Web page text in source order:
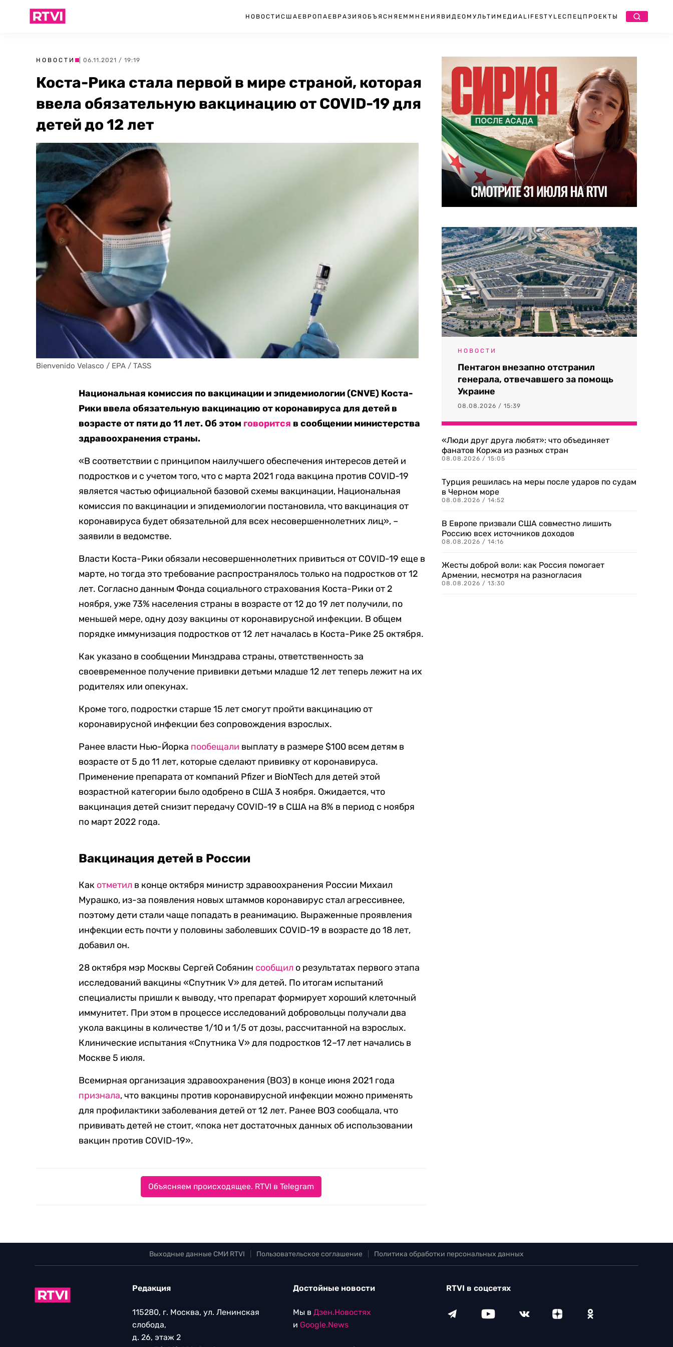
НОВОСТИ США ЕВРОПА ЕВРАЗИЯ ОБЪЯСНЯЕМ МНЕНИЯ ВИДЕО МУЛЬТИМЕДИА LIFESTYLEСПЕЦПРОЕКТЫ
НОВОСТИ | 06.11.2021 / 19:19
Коста-Рика стала первой в мире страной, которая
ввела обязательную вакцинацию от COVID-19 для
детей до 12 лет
Bienvenido Velasco / EPA / TASS
Национальная комиссия по вакцинации и эпидемиологии (CNVE) Коста-
Рики ввела обязательную вакцинацию от коронавируса для детей в
возрасте от пяти до 11 лет. Об этом говорится в сообщении министерства
здравоохранения страны.
«В соответствии с принципом наилучшего обеспечения интересов детей и
подростков и с учетом того, что с марта 2021 года вакцина против COVID-19
является частью официальной базовой схемы вакцинации, Национальная
комиссия по вакцинации и эпидемиологии постановила, что вакцинация от
коронавируса будет обязательной для всех несовершеннолетних лиц», –
заявили в ведомстве.
Власти Коста-Рики обязали несовершеннолетних привиться от COVID-19 еще в
марте, но тогда это требование распространялось только на подростков от 12
лет. Согласно данным Фонда социального страхования Коста-Рики от 2
ноября, уже 73% населения страны в возрасте от 12 до 19 лет получили, по
меньшей мере, одну дозу вакцины от коронавирусной инфекции. В общем
порядке иммунизация подростков от 12 лет началась в Коста-Рике 25 октября.
Как указано в сообщении Минздрава страны, ответственность за
своевременное получение прививки детьми младше 12 лет теперь лежит на их
родителях или опекунах.
Кроме того, подростки старше 15 лет смогут пройти вакцинацию от
коронавирусной инфекции без сопровождения взрослых.
Ранее власти Нью-Йорка пообещали выплату в размере $100 всем детям в
возрасте от 5 до 11 лет, которые сделают прививку от коронавируса.
Применение препарата от компаний Pfizer и BioNTech для детей этой
возрастной категории было одобрено в США 3 ноября. Ожидается, что
вакцинация детей снизит передачу COVID-19 в США на 8% в период с ноября
по март 2022 года.
Вакцинация детей в России
Как отметил в конце октября министр здравоохранения России Михаил
Мурашко, из-за появления новых штаммов коронавирус стал агрессивнее,
поэтому дети стали чаще попадать в реанимацию. Выраженные проявления
инфекции есть почти у половины заболевших COVID-19 в возрасте до 18 лет,
добавил он.
28 октября мэр Москвы Сергей Собянин сообщил о результатах первого этапа
исследований вакцины «Спутник V» для детей. По итогам испытаний
специалисты пришли к выводу, что препарат формирует хороший клеточный
иммунитет. При этом в процессе исследований добровольцы получали два
укола вакцины в количестве 1/10 и 1/5 от дозы, рассчитанной на взрослых.
Клинические испытания «Спутника V» для подростков 12–17 лет начались в
Москве 5 июля.
Всемирная организация здравоохранения (ВОЗ) в конце июня 2021 года
признала, что вакцины против коронавирусной инфекции можно применять
для профилактики заболевания детей от 12 лет. Ранее ВОЗ сообщала, что
прививать детей не стоит, «пока нет достаточных данных об использовании
вакцин против COVID-19».
Объясняем происходящее. RTVI в Telegram
НОВОСТИ
Пентагон внезапно отстранил
генерала, отвечавшего за помощь
Украине
08.08.2026 / 15:39
«Люди друг друга любят»: что объединяет
фанатов Коржа из разных стран
08.08.2026 / 15:05
Турция решилась на меры после ударов по судам
в Черном море
08.08.2026 / 14:52
В Европе призвали США совместно лишить
Россию всех источников доходов
08.08.2026 / 14:16
Жесты доброй воли: как Россия помогает
Армении, несмотря на разногласия
08.08.2026 / 13:30
Выходные данные СМИ RTVI Пользовательское соглашение Политика обработки персональных данных
Редакция
115280, г. Москва, ул. Ленинская
слобода,
д. 26, этаж 2
Достойные новости
Мы в Дзен.Новостях
и Google.News
RTVI в соцсетях